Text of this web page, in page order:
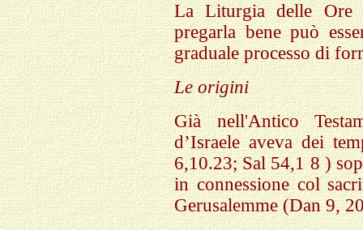
La Liturgia delle Ore
pregarla bene può
graduale processo di
Le origini
Già nell'Antico
d’Israele aveva dei
6,10.23; Sal 54,1 8 )
in connessione col
Gerusalemme (Dan 9,